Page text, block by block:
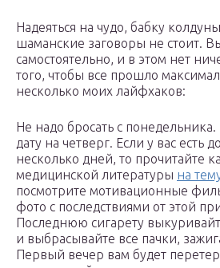
Надеяться на чудо, бабку
шаманские заговоры не стоит.
самостоятельно, и в этом нет
того, чтобы все прошло
несколько моих лайфхаков:
Не надо бросать с
дату на четверг. Если у вас есть
несколько дней, то прочитайте
медицинской литературы на
посмотрите мотивационные
фото с последствиями от этой
Последнюю сигарету
и выбрасывайте все пачки,
Первый вечер вам будет